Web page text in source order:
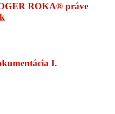
ROKA® práve
I.